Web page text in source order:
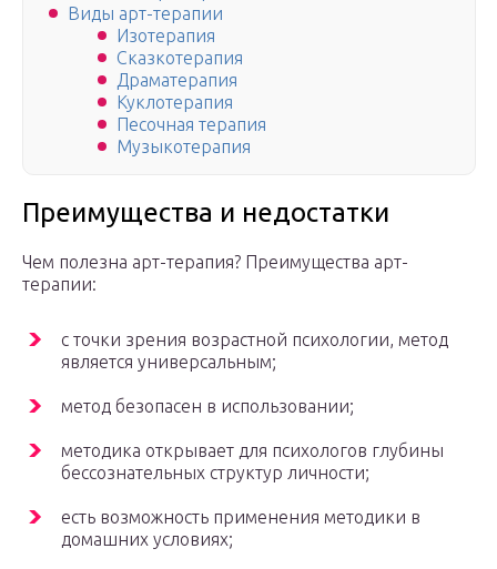
Виды арт-терапии
Изотерапия
Сказкотерапия
Драматерапия
Куклотерапия
Песочная терапия
Музыкотерапия
Преимущества и недостатки
Чем полезна арт-терапия? Преимущества арт-
терапии:
с точки зрения возрастной психологии, метод
является универсальным;
метод безопасен в использовании;
методика открывает для психологов глубины
бессознательных структур личности;
есть возможность применения методики в
домашних условиях;